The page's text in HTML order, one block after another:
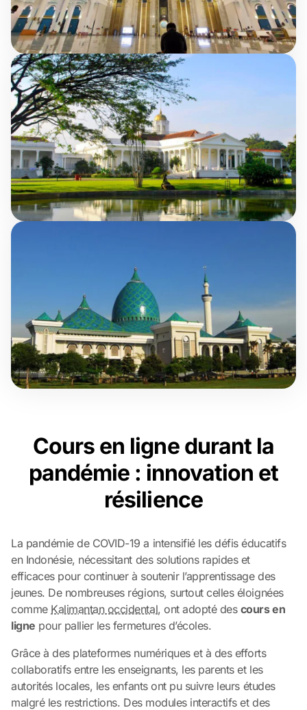
Cours en ligne durant la
pandémie : innovation et
résilience
La pandémie de COVID-19 a intensifié les défis éducatifs
en Indonésie, nécessitant des solutions rapides et
efficaces pour continuer à soutenir l’apprentissage des
jeunes. De nombreuses régions, surtout celles éloignées
comme Kalimantan occidental, ont adopté des cours en
ligne pour pallier les fermetures d’écoles.
Grâce à des plateformes numériques et à des efforts
collaboratifs entre les enseignants, les parents et les
autorités locales, les enfants ont pu suivre leurs études
malgré les restrictions. Des modules interactifs et des